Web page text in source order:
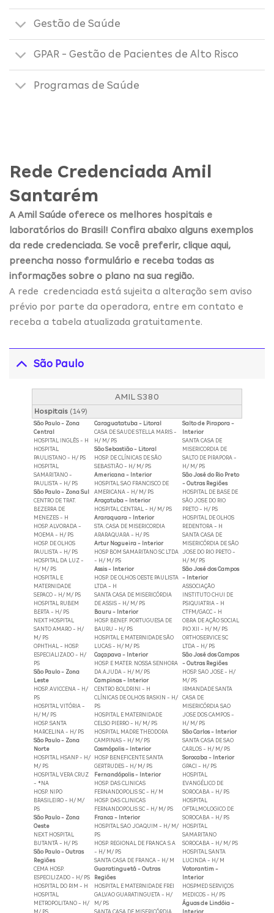
Gestão de Saúde
GPAR - Gestão de Pacientes de Alto Risco
Programas de Saúde
Rede Credenciada Amil
Santarém
A Amil Saúde oferece os melhores hospitais e
laboratórios do Brasil! Confira abaixo alguns exemplos
da rede credenciada. Se você preferir, clique aqui,
preencha nosso formulário e receba todas as
informações sobre o plano na sua região.
A rede credenciada está sujeita a alteração sem aviso
prévio por parte da operadora, entre em contato e
receba a tabela atualizada gratuitamente.
São Paulo
AMIL S380
Hospitais(149)
São Paulo - Zona
Central
HOSPITAL INGLÊS - H
HOSPITAL
PAULISTANO - H/ PS
HOSPITAL
SAMARITANO -
PAULISTA - H/ PS
São Paulo - Zona Sul
CENTRO DE TRAT.
BEZERRA DE
MENEZES - H
HOSP. ALVORADA -
MOEMA - H/ PS
HOSP. DE OLHOS
PAULISTA - H/ PS
HOSPITAL DA LUZ -
H/ M/ PS
HOSPITAL E
MATERNIDADE
SEPACO - H/ M/ PS
HOSPITAL RUBEM
BERTA - H/ PS
NEXT HOSPITAL
SANTO AMARO - H/
M/ PS
OPHTHAL - HOSP.
ESPECIALIZADO - H/
PS
São Paulo - Zona
Leste
HOSP. AVICCENA - H/
PS
HOSPITAL VITÓRIA -
H/ M/ PS
HOSP. SANTA
MARCELINA - H/ PS
São Paulo - Zona
Norte
HOSPITAL HSANP - H/
M/ PS
HOSPITAL VERA CRUZ
- *NA
HOSP. NIPO
BRASILEIRO - H/ M/
PS
São Paulo - Zona
Oeste
NEXT HOSPITAL
BUTANTÃ - H/ PS
São Paulo - Outras
Regiões
CEMA HOSP.
ESPECILIZADO - H/ PS
HOSPITAL DO RIM - H
HOSPITAL
METROPOLITANO - H/
Caraguatatuba - Litoral
CASA DE SAUDE STELLA MARIS -
H/ M/ PS
São Sebastião - Litoral
HOSP. DE CLÍNICAS DE SÃO
SEBASTIÃO - H/ M/ PS
Americana - Interior
HOSPITAL SAO FRANCISCO DE
AMERICANA - H/ M/ PS
Araçatuba - Interior
HOSPITAL CENTRAL - H/ M/ PS
Araraquara - Interior
STA. CASA DE MISERICORDIA
ARARAQUARA - H/ PS
Artur Nogueira - Interior
HOSP BOM SAMARITANO SC LTDA
- H/ M/ PS
Assis - Interior
HOSP. DE OLHOS OESTE PAULISTA
LTDA - H
SANTA CASA DE MISERICÓRDIA
DE ASSIS - H/ M/ PS
Bauru - Interior
HOSP. BENEF. PORTUGUESA DE
BAURU - H/ PS
HOSPITAL E MATERNIDADE SÃO
LUCAS - H/ M/ PS
Caçapava - Interior
HOSP. E MATER. NOSSA SENHORA
DA AJUDA - H/ M/ PS
Campinas - Interior
CENTRO BOLDRINI - H
CLÍNICAS DE OLHOS RASKIN - H/
PS
HOSPITAL E MATERNIDADE
CELSO PIERRO - H/ M/ PS
HOSPITAL MADRE THEODORA
CAMPINAS - H/ M/ PS
Cosmópolis - Interior
HOSP BENEFICENTE SANTA
GERTRUDES - H/ M/ PS
Fernandópolis - Interior
HOSP. DAS CLINICAS
FERNANDOPOLIS SC - H/ M
HOSP. DAS CLINICAS
FERNANDOPOLIS SC - H/ M/ PS
Franca - Interior
HOSPITAL SAO JOAQUIM - H/ M/
PS
HOSP. REGIONAL DE FRANCA S A
- H/ M/ PS
SANTA CASA DE FRANCA - H/ M
Guaratinguetá - Outras
Regiões
HOSPITAL E MATERNIDADE FREI
GALVAO GUARATINGUETA - H/
M/ PS
Salto de Pirapora -
Interior
SANTA CASA DE
MISERICORDIA DE
SALTO DE PIRAPORA -
H/ M/ PS
São José do Rio Preto
- Outras Regiões
HOSPITAL DE BASE DE
SÃO JOSE DO RIO
PRETO - H/ PS
HOSPITAL DE OLHOS
REDENTORA - H
SANTA CASA DE
MISERICÓRDIA DE SÃO
JOSE DO RIO PRETO -
H/ M/ PS
São José dos Campos
- Interior
ASSOCIAÇÃO
INSTITUTO CHUI DE
PSIQUIATRIA - H
CTFM/GACC - H
OBRA DE AÇÃO SOCIAL
PIO XII - H/ M/ PS
ORTHOSERVICE SC
LTDA - H/ PS
São José dos Campos
- Outras Regiões
HOSP. SAO JOSE - H/
M/ PS
IRMANDADE SANTA
CASA DE
MISERICÓRDIA SAO
JOSE DOS CAMPOS -
H/ M/ PS
São Carlos - Interior
SANTA CASA DE SAO
CARLOS - H/ M/ PS
Sorocaba - Interior
GPACI - H/ PS
HOSPITAL
EVANGÉLICO DE
SOROCABA - H/ PS
HOSPITAL
OFTALMOLOGICO DE
SOROCABA - H/ PS
HOSPITAL
SAMARITANO
SOROCABA - H/ M/ PS
HOSPITAL SANTA
LUCINDA - H/ M
Votorantim -
Interior
HOSPMED SERVIÇOS
MEDICOS - H/ PS
Águas de Lindóia -